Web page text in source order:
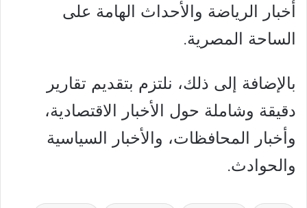
أخبار الرياضة والأحداث الهامة على
الساحة المصرية.
بالإضافة إلى ذلك، نلتزم بتقديم تقارير
دقيقة وشاملة حول الأخبار الاقتصادية،
وأخبار المحافظات، والأخبار السياسية
والحوادث.